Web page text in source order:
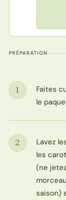
PRÉPARATION
Étape
1
Faites
le
Étape
2
Lavez
les
(ne
saison)